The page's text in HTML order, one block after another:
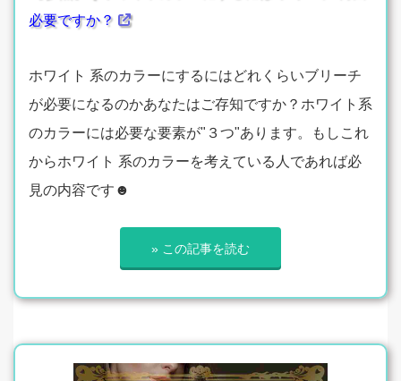
必要ですか？
ホワイト 系のカラーにするにはどれくらいブリーチ
が必要になるのかあなたはご存知ですか？ホワイト系
のカラーには必要な要素が"３つ"あります。もしこれ
からホワイト 系のカラーを考えている人であれば必
見の内容です☻
» この記事を読む